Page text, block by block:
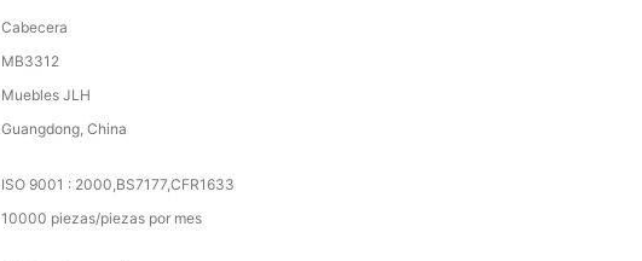
Cabecera
MB3312
Muebles JLH
Guangdong, China
ISO 9001 : 2000,BS7177,CFR1633
10000 piezas/piezas por mes